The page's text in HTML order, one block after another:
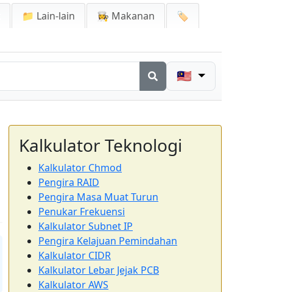
📁 Lain-lain 👩‍🍳 Makanan
🏷️
🇲🇾
Kalkulator Teknologi
Kalkulator Chmod
Pengira RAID
Pengira Masa Muat Turun
Penukar Frekuensi
Kalkulator Subnet IP
Pengira Kelajuan Pemindahan
Kalkulator CIDR
Kalkulator Lebar Jejak PCB
Kalkulator AWS